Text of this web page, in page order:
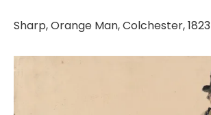
Sharp, Orange Man, Colchester, 1823